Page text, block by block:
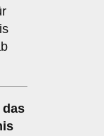
das